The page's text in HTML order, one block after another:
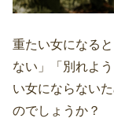
重たい女になる
ない」「別れよ
い女にならない
のでしょうか？